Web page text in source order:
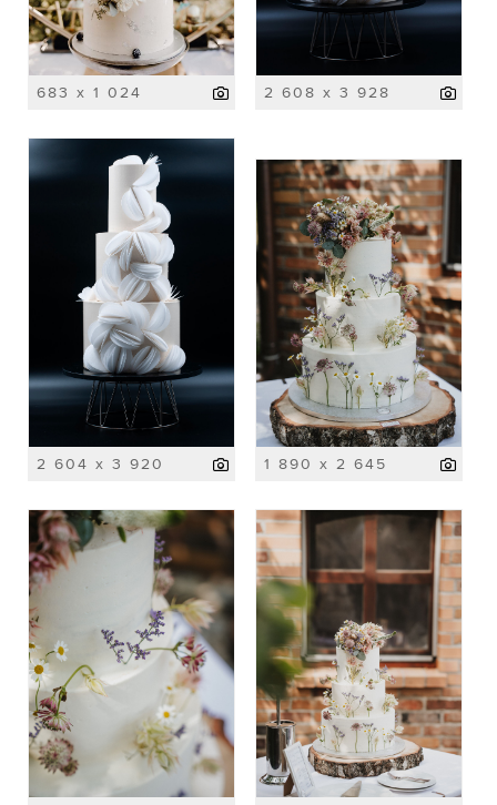
683 x 1 024 2 608 x 3 928
2 604 x 3 920 1 890 x 2 645